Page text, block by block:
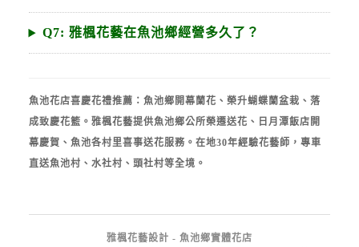
Q7: 雅楓花藝在魚池鄉經營多久了？
魚池花店喜慶花禮推薦：魚池鄉開幕蘭花、榮升蝴蝶蘭盆栽、落
成致慶花籃。雅楓花藝提供魚池鄉公所榮遷送花、日月潭飯店開
幕慶賀、魚池各村里喜事送花服務。在地30年經驗花藝師，專車
直送魚池村、水社村、頭社村等全境。
雅楓花藝設計 - 魚池鄉實體花店